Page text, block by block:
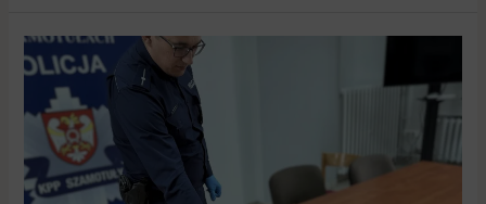
Nieletnie
złodziejki
Kaźmierza
splądrowały
drogerię